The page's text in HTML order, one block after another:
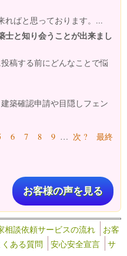
ればと思っております。...
士と知り会うことが出来まし
稿する前にどんなことで悩
築確認申請や目隠しフェン
6 7 8 9 … 次 ?
最終
お客様の声を見る
相談依頼サービスの流れ
お客
くある質問 安心安全宣言
サ